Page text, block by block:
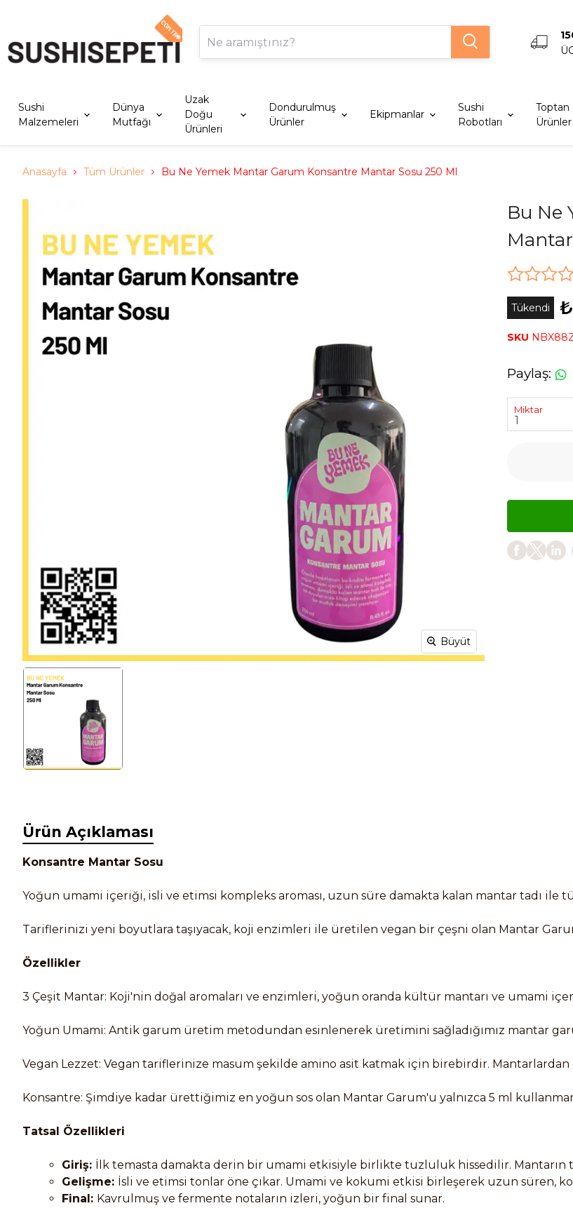
Sushi
Malzemeleri
Dünya
Mutfağı
Uzak
Doğu
Ürünleri
Dondurulmuş
Ürünler
Ekipmanlar
Sushi
Robotları
Toptan
Ürünler
Anasayfa Tüm Ürünler Bu Ne Yemek Mantar Garum Konsantre Mantar Sosu 250 Ml
Büyüt
Bu Ne
Tükendi
SKU
Paylaş:
Miktar
Ürün Açıklaması
Konsantre Mantar Sosu
Yoğun umami içeriği, isli ve etimsi kompleks aroması, uzun süre damakta kalan mantar tadı ile
Tariflerinizi yeni boyutlara taşıyacak, koji enzimleri ile üretilen vegan bir çeşni olan Mantar
Özellikler
3 Çeşit Mantar: Koji'nin doğal aromaları ve enzimleri, yoğun oranda kültür mantarı ve umami
Yoğun Umami: Antik garum üretim metodundan esinlenerek üretimini sağladığımız mantar
Vegan Lezzet: Vegan tariflerinize masum şekilde amino asit katmak için birebirdir. Mantarlardan
Konsantre: Şimdiye kadar ürettiğimiz en yoğun sos olan Mantar Garum'u yalnızca 5 ml
Tatsal Özellikleri
Giriş: İlk temasta damakta derin bir umami etkisiyle birlikte tuzluluk hissedilir. Mantarın
Gelişme: İsli ve etimsi tonlar öne çıkar. Umami ve kokumi etkisi birleşerek uzun süren,
Final: Kavrulmuş ve fermente notaların izleri, yoğun bir final sunar.